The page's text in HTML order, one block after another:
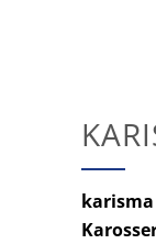
karisma